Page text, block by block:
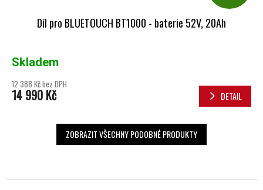
Díl pro BLUETOUCH BT1000 - baterie 52V, 20Ah
Skladem
12 388 Kč bez DPH
14 990 Kč DETAIL
ZOBRAZIT VŠECHNY PODOBNÉ PRODUKTY